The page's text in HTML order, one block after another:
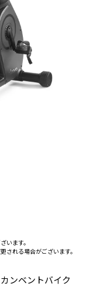
います。
される場合がございます。
ンベントバイク